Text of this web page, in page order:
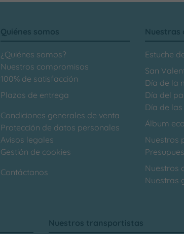
Quiénes somos
¿Quiénes somos?
Nuestros compromisos
100% de satisfacción
Plazos de entrega
Condiciones generales de venta
Protección de datos personales
Avisos legales
Gestión de cookies
Contáctanos
Nuestras
Estuche
San
Día de la
Día del
Día de
Álbum
Nuestros
Nuestros
Nuestras
Nuestros transportistas